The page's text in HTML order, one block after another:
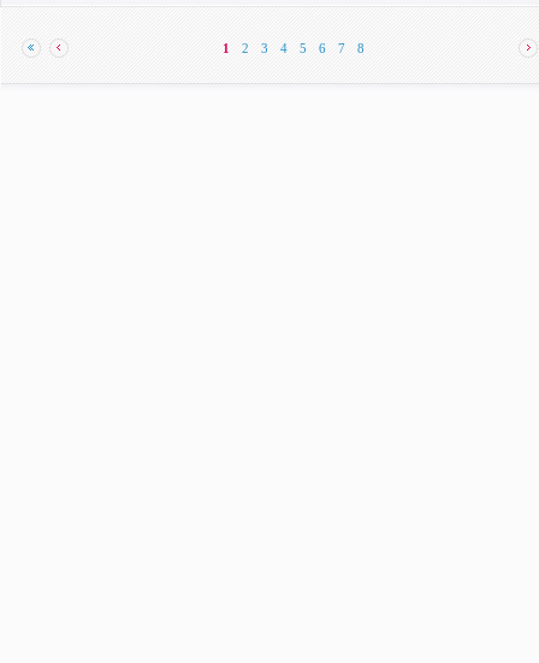
1 2 3 4 5 6 7 8